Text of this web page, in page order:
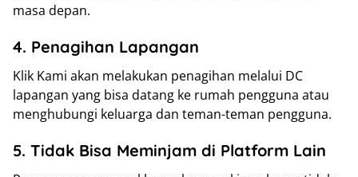
masa depan.
4. Penagihan Lapangan
Klik Kami akan melakukan penagihan melalui DC
lapangan yang bisa datang ke rumah pengguna atau
menghubungi keluarga dan teman-teman pengguna.
5. Tidak Bisa Meminjam di Platform Lain